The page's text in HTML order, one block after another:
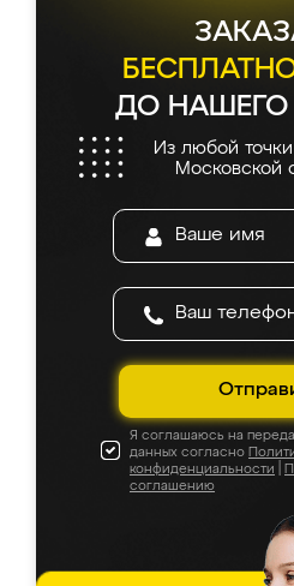
ДО
Из любой
Московской
Я соглашаюсь на
данных согласно
конфиденциальности
соглашению